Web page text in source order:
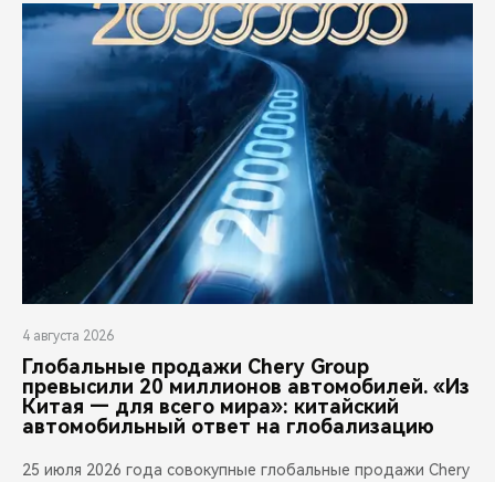
4 августа 2026
Глобальные продажи Chery Group
превысили 20 миллионов автомобилей. «Из
Китая — для всего мира»: китайский
автомобильный ответ на глобализацию
25 июля 2026 года совокупные глобальные продажи Chery